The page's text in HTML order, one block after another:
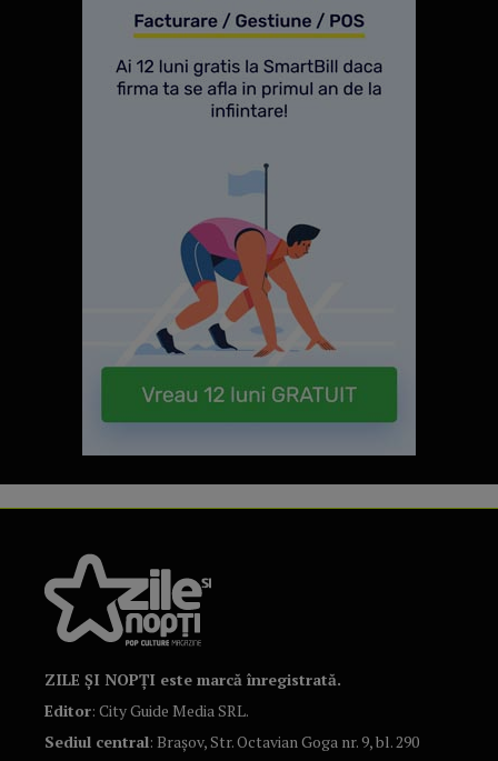
ZILE ȘI NOPȚI este marcă înregistrată.
Editor: City Guide Media SRL.
Sediul central: Brașov, Str. Octavian Goga nr. 9, bl. 290